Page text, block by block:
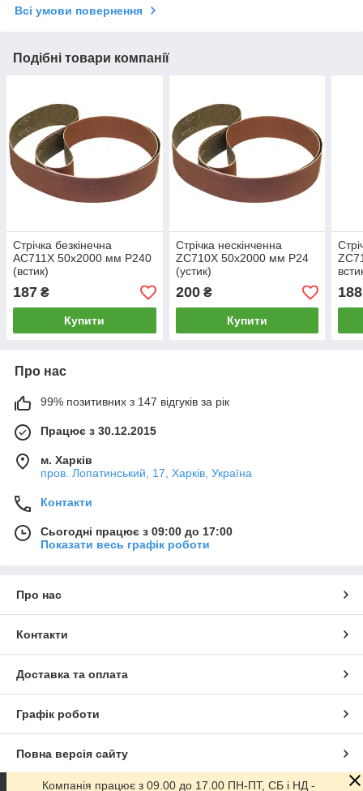
Всі умови повернення
Подібні товари компанії
Стрічка безкінечна
AC711X 50х2000 мм Р240
(встик)
187 ₴
Купити
Стрічка нескінченна
ZC710X 50х2000 мм Р24
(устик)
200₴
Купити
188
Про нас
99% позитивних з 147 відгуків за рік
Працює з 30.12.2015
м. Харків
пров. Лопатинський, 17, Харків, Україна
Контакти
Сьогодні працює з 09:00 до 17:00
Показати весь графік роботи
Про нас
Контакти
Доставка та оплата
Графік роботи
Повна версія сайту
Компанія працює з 09.00 до 17.00 ПН-ПТ, СБ і НД -